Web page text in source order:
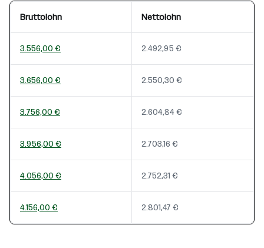
Bruttolohn Nettolohn
3.556,00 € 2.492,95 €
3.656,00 € 2.550,30 €
3.756,00 € 2.604,84 €
3.956,00 € 2.703,16 €
4.056,00 € 2.752,31 €
4.156,00 € 2.801,47 €